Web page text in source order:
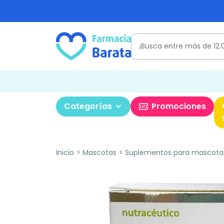
Categorías Promociones
Inicio Mascotas Suplementos para